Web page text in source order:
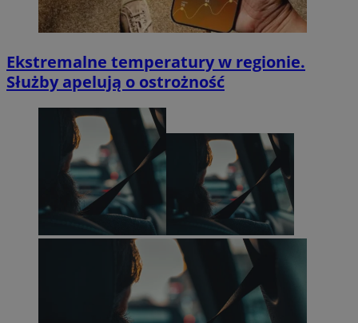
Ekstremalne temperatury w regionie.
Służby apelują o ostrożność